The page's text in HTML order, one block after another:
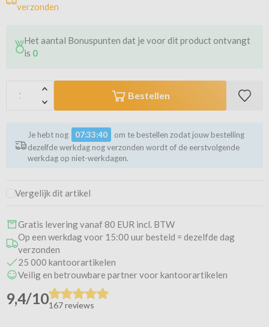
verzonden
Het aantal Bonuspunten dat je voor dit product ontvangt
is 0
Bestellen
Je hebt nog 07:33:40
om te bestellen zodat jouw bestelling
dezelfde werkdag nog verzonden wordt of de eerstvolgende
werkdag op niet-werkdagen.
Vergelijk dit artikel
Gratis levering vanaf 80 EUR incl. BTW
Op een werkdag voor 15:00 uur besteld = dezelfde dag
verzonden
25 000 kantoorartikelen
Veilig en betrouwbare partner voor kantoorartikelen
9,4/10167 reviews